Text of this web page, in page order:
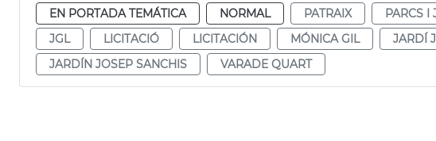
EN PORTADA TEMÁTICA
NORMAL PATRAIX PARCS I
JGL
LICITACIÓ LICITACIÓN MÓNICA GIL
JARDÍ
JARDÍN JOSEP SANCHIS
VARADE QUART